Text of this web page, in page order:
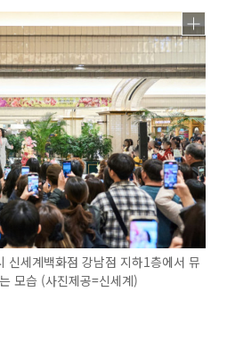
세계백화점 강남점 지하1층에서 뮤
모습 (사진제공=신세계)